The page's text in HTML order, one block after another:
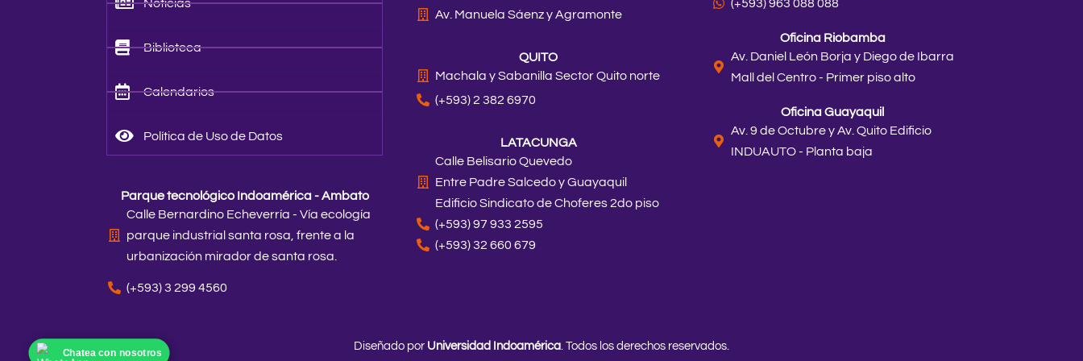
Chatea con nosotros
Noticias
Biblioteca
Calendarios
Política de Uso de Datos
Parque tecnológico Indoamérica - Ambato
Calle Bernardino Echeverría - Vía ecología
parque industrial santa rosa, frente a la
urbanización mirador de santa rosa.
(+593) 3 299 4560
Av. Manuela Sáenz y Agramonte
QUITO
Machala y Sabanilla Sector Quito norte
(+593) 2 382 6970
LATACUNGA
Calle Belisario Quevedo
Entre Padre Salcedo y Guayaquil
Edificio Sindicato de Choferes 2do piso
(+593) 97 933 2595
(+593) 32 660 679
(+593) 963 088 088
Oficina Riobamba
Av. Daniel León Borja y Diego de Ibarra
Mall del Centro - Primer piso alto
Oficina Guayaquil
Av. 9 de Octubre y Av. Quito Edificio
INDUAUTO - Planta baja
Diseñado por Universidad Indoamérica. Todos los derechos reservados.